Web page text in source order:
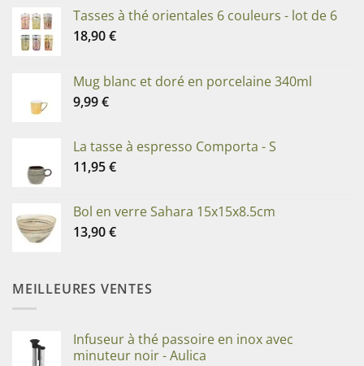
Tasses à thé orientales 6 couleurs - lot de 6
18,90€
Mug blanc et doré en porcelaine 340ml
9,99€
La tasse à espresso Comporta - S
11,95€
Bol en verre Sahara 15x15x8.5cm
13,90€
MEILLEURES VENTES
Infuseur à thé passoire en inox avec
minuteur noir - Aulica